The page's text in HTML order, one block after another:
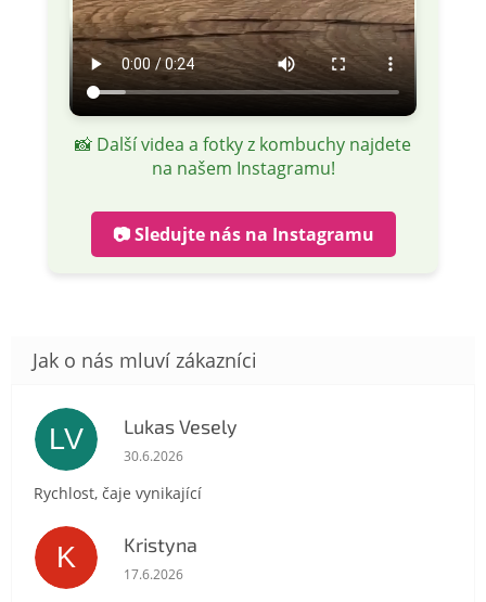
📸 Další videa a fotky z kombuchy najdete
na našem Instagramu!
📷 Sledujte nás na Instagramu
LV Lukas Vesely
Hodnocení obchodu je 5 z 5 hvězdiček.
30.6.2026
Rychlost, čaje vynikající
K Kristyna
Hodnocení obchodu je 5 z 5 hvězdiček.
17.6.2026